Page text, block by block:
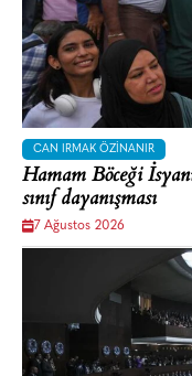
CAN IRMAK ÖZINANIR
Hamam Böceği
sınıf dayanışması
7 Ağustos 2026